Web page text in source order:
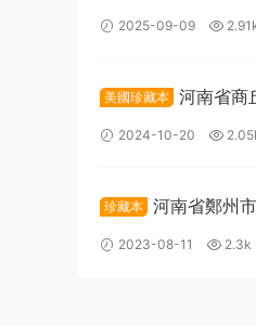
敏寬 董國光纂修
2025-09-09
美國珍藏本 河南省商
清馬世英纂修PDF高
2024-10-20
珍藏本 河南省鄭州
PDF高清電子版下載
2023-08-11 2.3k